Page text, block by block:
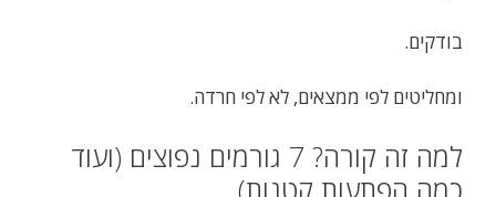
בודקים.
ומחליטים לפי ממצאים, לא לפי חרדה.
למה זה קורה? 7 גורמים נפוצים (ועוד
כמה הפתעות קטנות)